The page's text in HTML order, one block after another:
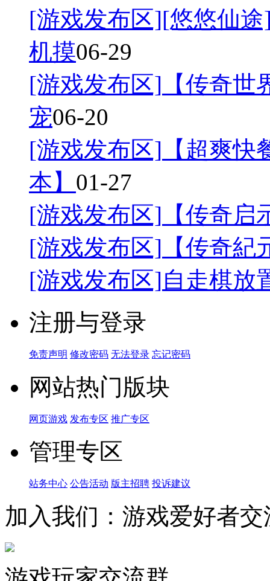
[游戏发布区][悠悠仙
机摸06-29
[游戏发布区] 【传奇
宠06-20
[游戏发布区] 【超爽
本】 01-27
[游戏发布区] 【传奇
[游戏发布区] 【传奇
[游戏发布区]自走棋放
注册与登录
免责声明 修改密码 无法登录 忘记密码
网站热门版块
网页游戏 发布专区 推广专区
管理专区
站务中心 公告活动 版主招聘 投诉建议
加入我们：游戏爱好者交